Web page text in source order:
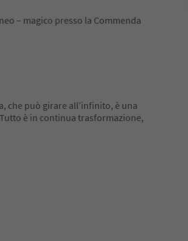
– magico presso la Commenda
che può girare all’infinito, è una
è in continua trasformazione,